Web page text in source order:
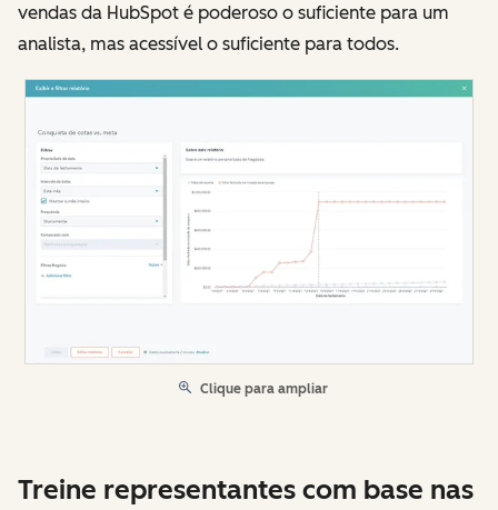
vendas da HubSpot é poderoso o suficiente para um
analista, mas acessível o suficiente para todos.
Clique para ampliar
Treine representantes com base nas